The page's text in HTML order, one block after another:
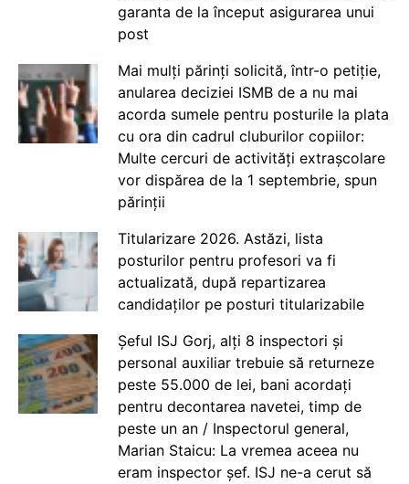
garanta de la început asigurarea unui
post
Mai mulți părinți solicită, într-o petiție,
anularea deciziei ISMB de a nu mai
acorda sumele pentru posturile la plata
cu ora din cadrul cluburilor copiilor:
Multe cercuri de activități extrașcolare
vor dispărea de la 1 septembrie, spun
părinții
Titularizare 2026. Astăzi, lista
posturilor pentru profesori va fi
actualizată, după repartizarea
candidaților pe posturi titularizabile
Șeful ISJ Gorj, alți 8 inspectori și
personal auxiliar trebuie să returneze
peste 55.000 de lei, bani acordați
pentru decontarea navetei, timp de
peste un an / Inspectorul general,
Marian Staicu: La vremea aceea nu
eram inspector șef. ISJ ne-a cerut să